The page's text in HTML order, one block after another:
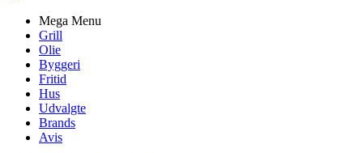
Mega Menu
Grill
Olie
Byggeri
Fritid
Hus
Udvalgte
Brands
Avis